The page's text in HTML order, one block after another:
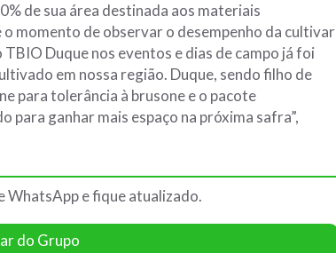
de sua área destinada aos materiais
momento de observar o desempenho da cultivar
Duque nos eventos e dias de campo já foi
em nossa região. Duque, sendo filho de
para tolerância à brusone e o pacote
ganhar mais espaço na próxima safra”,
WhatsApp e fique atualizado.
do Grupo